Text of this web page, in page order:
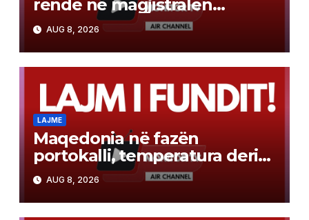
rëndë në magjistralen
Gostivar-Kërçovë
AUG 8, 2026
LAJME
Maqedonia në fazën
portokalli, temperatura deri
në 40°C, ISHP me
rekomandime për mbrojtje
shëndetësore
AUG 8, 2026